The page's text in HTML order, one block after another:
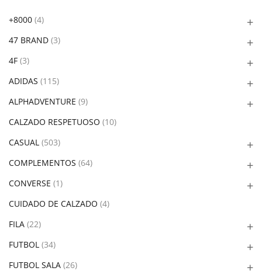
+8000 (4)
47 BRAND (3)
4F (3)
ADIDAS (115)
ALPHADVENTURE (9)
CALZADO RESPETUOSO (10)
CASUAL (503)
COMPLEMENTOS (64)
CONVERSE (1)
CUIDADO DE CALZADO (4)
FILA (22)
FUTBOL (34)
FUTBOL SALA (26)